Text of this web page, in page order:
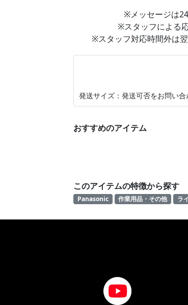
※メッセージは
※スタッフによる
※スタッフ対応時間外は
発送サイズ：発送可否をお問い合
おすすめのアイテム
このアイテムの特徴から探す
Panasonic 作業用品・その他 ラ